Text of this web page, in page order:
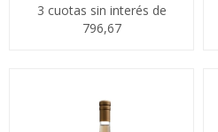
3 cuotas sin interés de
796,67